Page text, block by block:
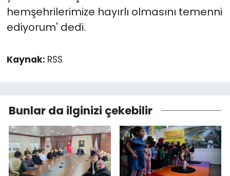
hemşehrilerimize hayırlı olmasını temenni
ediyorum' dedi.
Kaynak: RSS
Bunlar da ilginizi çekebilir